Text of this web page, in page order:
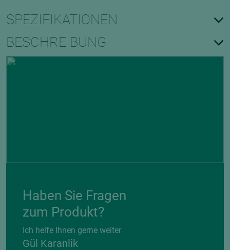
SPEZIFIKATIONEN
BESCHREIBUNG
Haben Sie Fragen
zum Produkt?
Ich helfe Ihnen gerne weiter
Gül Karanlik